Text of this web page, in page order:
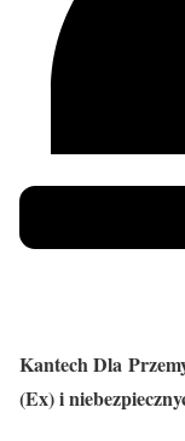
Kantech Dla
(Ex) i